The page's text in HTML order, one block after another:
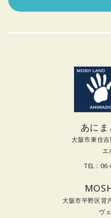
あに
大阪市東住
エルシ
TEL :
大阪市平野区背
ヴェルデ